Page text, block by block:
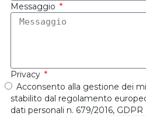
Messaggio
Privacy
Acconsento alla gestione dei
stabilito dal regolamento
dati personali n. 679/2016, GDPR